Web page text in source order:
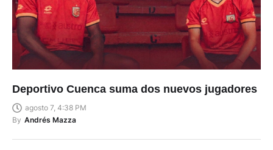
Deportivo Cuenca suma dos nuevos jugadores
agosto 7, 4:38 PM
By Andrés Mazza